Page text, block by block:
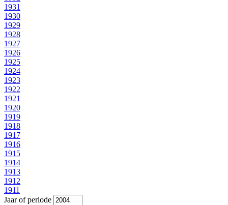
1931
1930
1929
1928
1927
1926
1925
1924
1923
1922
1921
1920
1919
1918
1917
1916
1915
1914
1913
1912
1911
Jaar of periode